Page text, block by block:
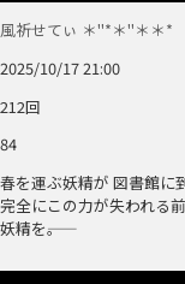
風祈せてぃ ＊"*＊"＊＊*
2025/10/17 21:00
212回
84
春を運ぶ妖精が 図書館に
完全にこの力が失われる
妖精を――。